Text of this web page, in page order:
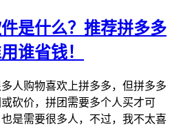
是什么？推荐拼多多
谁省钱！
人购物喜欢上拼多多，但拼多多
砍价，拼团需要多个人买才可
是需要很多人，不过，我不太喜